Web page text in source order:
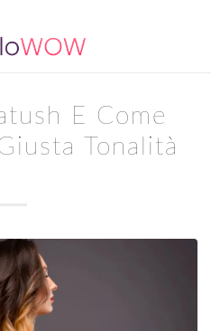
E Come
Tonalità